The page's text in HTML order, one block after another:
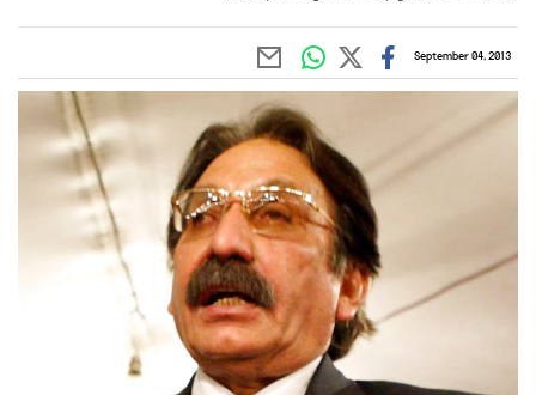
September 04, 2013